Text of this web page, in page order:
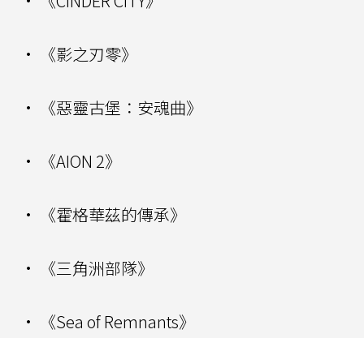
• 《影之刃零》
• 《惡靈古堡：安魂曲》
• 《AION 2》
• 《霍格華茲的傳承》
• 《三角洲部隊》
• 《Sea of Remnants》